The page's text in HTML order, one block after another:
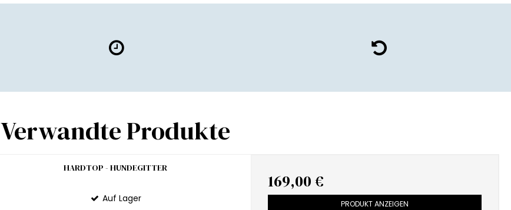
Verwandte Produkte
HARDTOP - HUNDEGITTER
Auf Lager
169,00 €
PRODUKT ANZEIGEN